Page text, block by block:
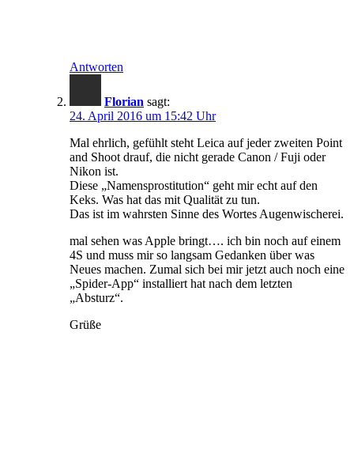
Antworten
Florian sagt:
24. April 2016 um 15:42 Uhr
Mal ehrlich, gefühlt steht Leica auf jeder zweiten Point
and Shoot drauf, die nicht gerade Canon / Fuji oder
Nikon ist.
Diese „Namensprostitution“ geht mir echt auf den
Keks. Was hat das mit Qualität zu tun.
Das ist im wahrsten Sinne des Wortes Augenwischerei.
mal sehen was Apple bringt…. ich bin noch auf einem
4S und muss mir so langsam Gedanken über was
Neues machen. Zumal sich bei mir jetzt auch noch eine
„Spider-App“ installiert hat nach dem letzten
„Absturz“.
Grüße